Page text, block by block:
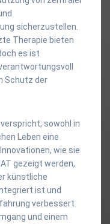
sicherzustellen.
Therapie bieten
es ist
Schutz der
sowohl in
Leben eine
wie sie
gezeigt werden,
künstliche
ist und
verbessert.
und einem